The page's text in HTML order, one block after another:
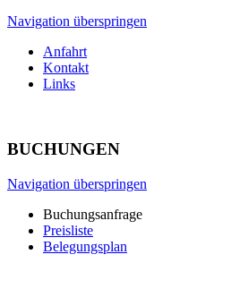
Navigation überspringen
Anfahrt
Kontakt
Links
BUCHUNGEN
Navigation überspringen
Buchungsanfrage
Preisliste
Belegungsplan